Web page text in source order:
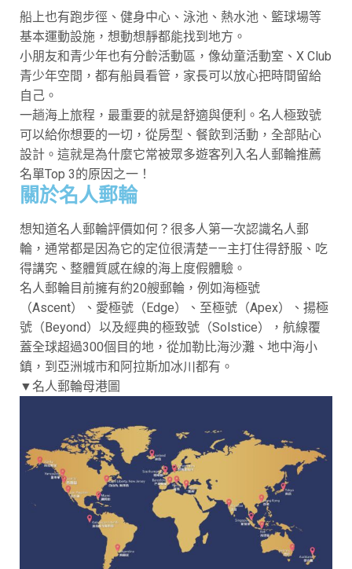
船上也有跑步徑、健身中心、泳池、熱水池、籃球場等
基本運動設施，想動想靜都能找到地方。
小朋友和青少年也有分齡活動區，像幼童活動室、X Club
青少年空間，都有船員看管，家長可以放心把時間留給
自己。
一趟海上旅程，最重要的就是舒適與便利。名人極致號
可以給你想要的一切，從房型、餐飲到活動，全部貼心
設計。這就是為什麼它常被眾多遊客列入名人郵輪推薦
名單Top 3的原因之一！
關於名人郵輪
想知道名人郵輪評價如何？很多人第一次認識名人郵
輪，通常都是因為它的定位很清楚——主打住得舒服、吃
得講究、整體質感在線的海上度假體驗。
名人郵輪目前擁有約20艘郵輪，例如海極號
（Ascent）、愛極號（Edge）、至極號（Apex）、揚極
號（Beyond）以及經典的極致號（Solstice），航線覆
蓋全球超過300個目的地，從加勒比海沙灘、地中海小
鎮，到亞洲城市和阿拉斯加冰川都有。
▼名人郵輪母港圖